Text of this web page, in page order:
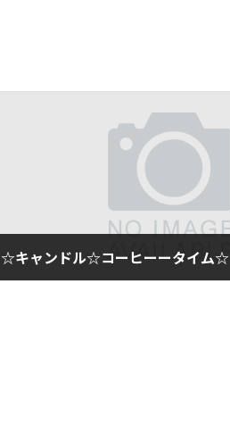
☆キャンドル☆コーヒーータイム☆